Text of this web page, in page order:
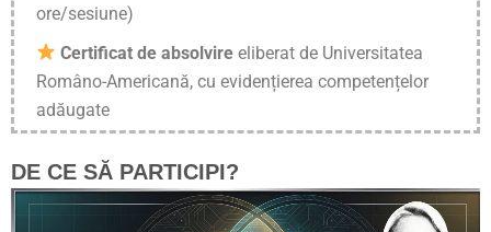
ore/sesiune)
Certificat de absolvire eliberat de Universitatea
Româno-Americană, cu evidențierea competențelor
adăugate
DE CE SĂ PARTICIPI?